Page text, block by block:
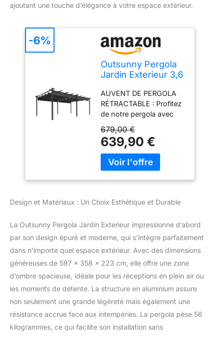
ajoutant une touche d’élégance à votre espace extérieur.
Outsunny Pergola
Jardin Exterieur 3,6
rétractable pour
terrasse Structure
en Aluminium +
Toile Polyester -
Gris foncé
AUVENT DE PERGOLA
RÉTRACTABLE : Profitez
de notre pergola avec
d'un auvent rétractable
intégré. Choisissez de
garder l'auvent fermé
pour vous protéger
laisser entrer la lumière
ALUMINIUM : Le cadre
de la pergola de jardin
exterieur est fabriqué en
aluminium résistant à la
rouille, léger et durable
INSTALLATION SUR
TOUS TYPES DE SOLS :
Utilisez les 12 piquets et
vis d'expansion inclus
pour monter facilement
notre pergola en
679,00 €
639,90 €
-6%
Design et Matériaux : Un Choix Esthétique et Durable
La Outsunny Pergola Jardin Exterieur impressionne d’abord
par son design épuré et moderne, qui s’intègre parfaitement
dans n’importe quel espace extérieur. Avec des dimensions
généreuses de 597 x 358 x 223 cm, elle offre une zone
d’ombre spacieuse, idéale pour les réceptions en plein air ou
les moments de détente. La structure en aluminium assure
non seulement une grande légèreté mais également une
résistance accrue face aux intempéries. La pergola pèse 56
kilogrammes, ce qui facilite son installation sans